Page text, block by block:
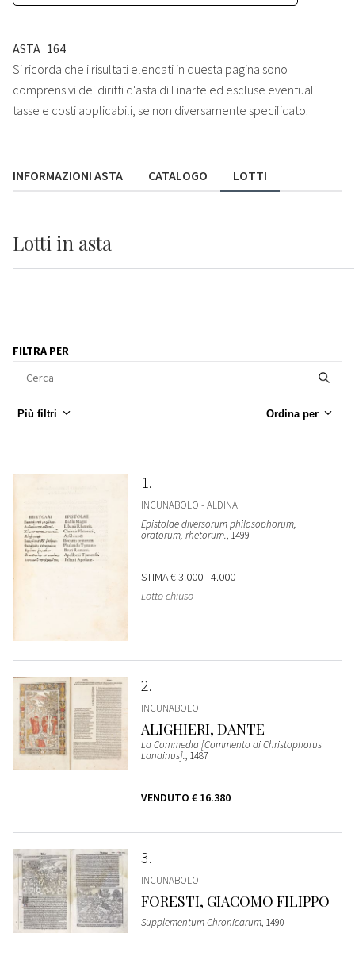
ASTA 164
Si ricorda che i risultati elencati in questa pagina sono
comprensivi dei diritti d'asta di Finarte ed escluse eventuali
tasse e costi applicabili, se non diversamente specificato.
INFORMAZIONI ASTA CATALOGO LOTTI
Lotti in asta
FILTRA PER
Più filtri Ordina per
1
INCUNABOLO - ALDINA
Epistolae diversorum philosophorum,
oratorum, rhetorum., 1499
STIMA€ 3.000 - 4.000
Lotto chiuso
2
INCUNABOLO
ALIGHIERI, DANTE
La Commedia [Commento di Christophorus
Landinus]., 1487
VENDUTO € 16.380
3
INCUNABOLO
FORESTI, GIACOMO FILIPPO
Supplementum Chronicarum, 1490